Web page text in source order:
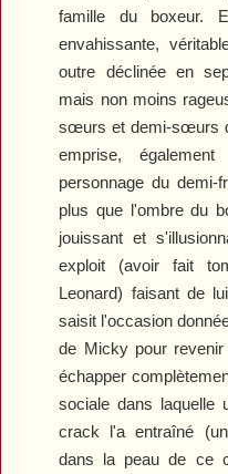
famille du boxeur.
envahissante,
outre déclinée en
mais non moins
sœurs et demi-sœurs
emprise,
personnage du demi-
plus que l'ombre du
jouissant et
exploit (avoir fait
Leonard) faisant de
saisit l'occasion
de Micky pour
échapper
sociale dans laquelle
crack l'a entraîné
dans la peau de ce